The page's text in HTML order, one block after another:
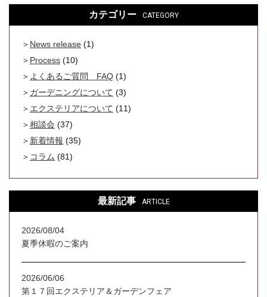
カテゴリー CATEGORY
News release (1)
Process (10)
よくあるご質問 FAQ (1)
ガーデニングについて (3)
エクステリアについて (11)
相談会 (37)
新着情報 (35)
コラム (81)
最新記事 ARTICLE
2026/08/04
夏季休暇のご案内
2026/06/06
第１７回エクステリア＆ガーデンフェア